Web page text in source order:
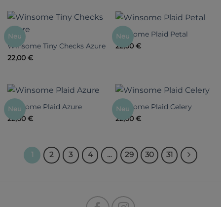
Neu
Winsome Tiny Checks Azure
22,00 €
Neu
Winsome Plaid Petal
22,00 €
Neu
Winsome Plaid Azure
22,00 €
Neu
Winsome Plaid Celery
22,00 €
1 2 3 4 … 29 30 31